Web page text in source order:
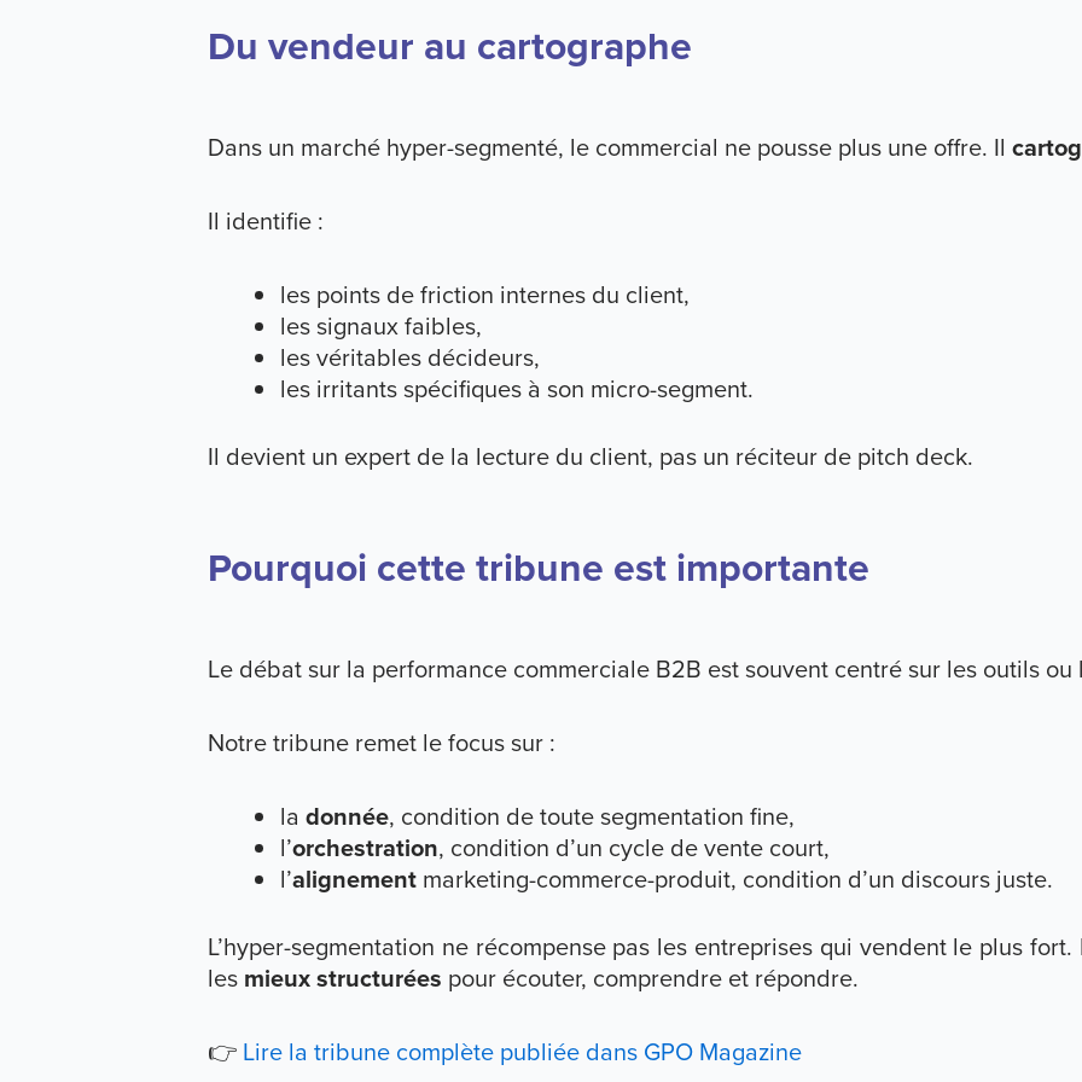
Du vendeur au cartographe
Dans un marché hyper-segmenté, le commercial ne pousse plus une offre. Il
Il identifie :
les points de friction internes du client,
les signaux faibles,
les véritables décideurs,
les irritants spécifiques à son micro-segment.
Il devient un expert de la lecture du client, pas un réciteur de pitch deck.
Pourquoi cette tribune est importante
Le débat sur la performance commerciale B2B est souvent centré sur les outils ou
Notre tribune remet le focus sur :
la donnée, condition de toute segmentation fine,
l’orchestration, condition d’un cycle de vente court,
l’alignement marketing-commerce-produit, condition d’un discours juste.
L’hyper-segmentation ne récompense pas les entreprises qui vendent le plus
les mieux structurées pour écouter, comprendre et répondre.
👉 Lire la tribune complète publiée dans GPO Magazine